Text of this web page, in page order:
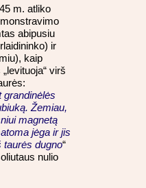
m. atliko
abipusiu
ir
kaip
virš
grandinėlės
Žemiau,
magnetą
jėga ir jis
taurės dugno“
nulio